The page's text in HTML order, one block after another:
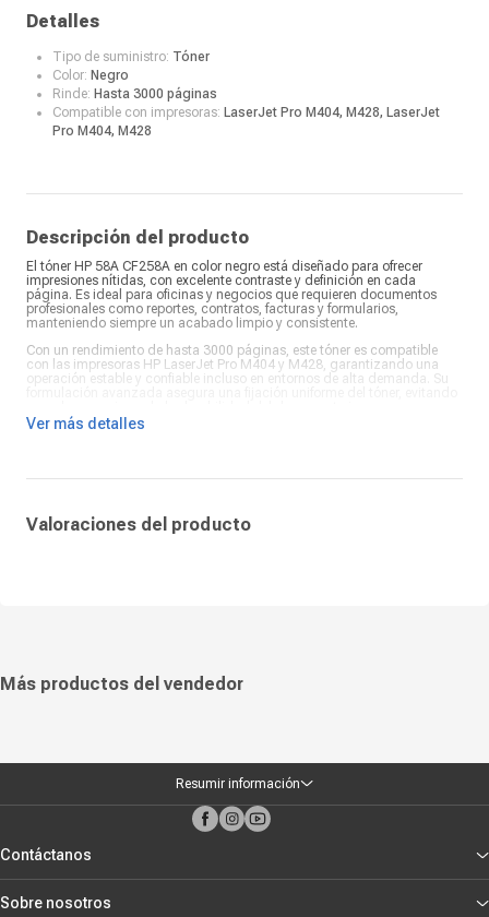
Detalles
Tipo de suministro: Tóner
Color: Negro
Rinde: Hasta 3000 páginas
Compatible con impresoras: LaserJet Pro M404, M428, LaserJet
Pro M404, M428
Descripción del producto
El tóner HP 58A CF258A en color negro está diseñado para ofrecer
impresiones nítidas, con excelente contraste y definición en cada
página. Es ideal para oficinas y negocios que requieren documentos
profesionales como reportes, contratos, facturas y formularios,
manteniendo siempre un acabado limpio y consistente.
Con un rendimiento de hasta 3000 páginas, este tóner es compatible
con las impresoras HP LaserJet Pro M404 y M428, garantizando una
operación estable y confiable incluso en entornos de alta demanda. Su
productividad diaria sin interrupciones, ofreciendo resultados
Ver más detalles
Valoraciones del producto
Más productos del vendedor
Resumir información
Contáctanos
Sobre nosotros